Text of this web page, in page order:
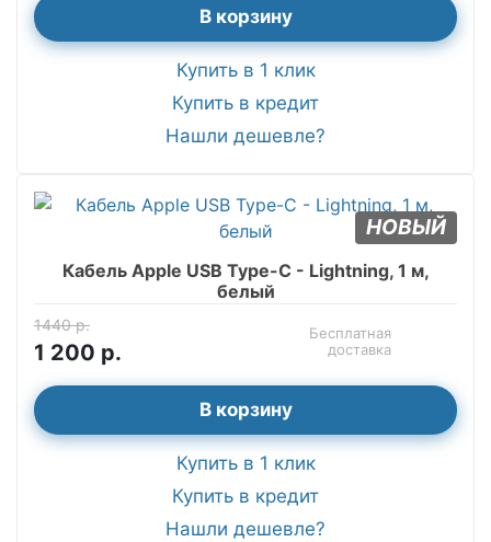
В корзину
Купить в 1 клик
Купить в кредит
Нашли дешевле?
НОВЫЙ
Кабель Apple USB Type-C - Lightning, 1 м,
белый
1440 р.
1 200 р.
Бесплатная
доставка
В корзину
Купить в 1 клик
Купить в кредит
Нашли дешевле?